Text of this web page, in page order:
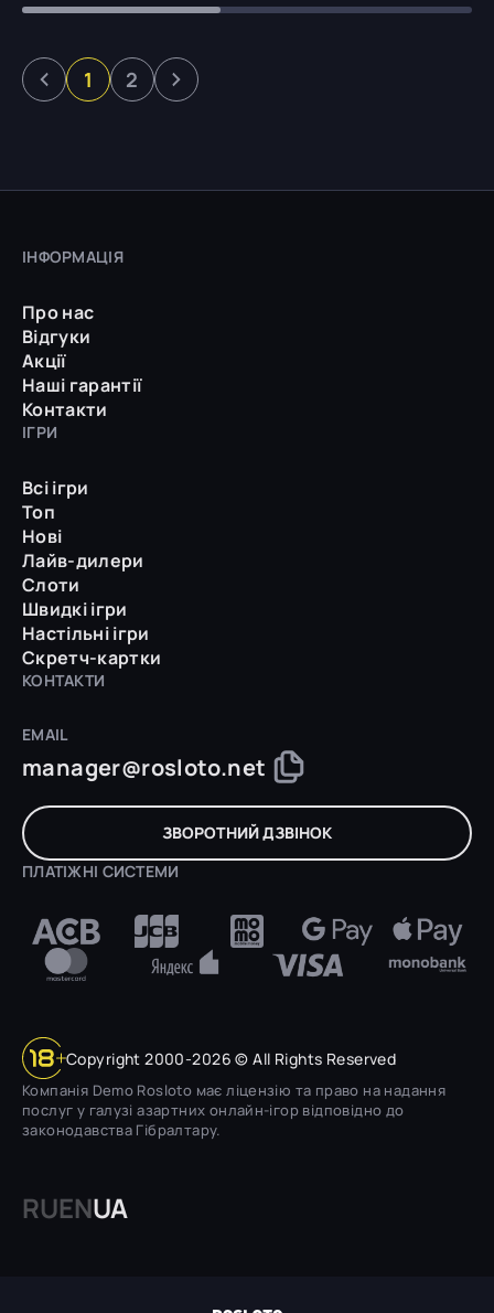
1 2
ІНФОРМАЦІЯ
Про нас
Відгуки
Акції
Наші гарантії
Контакти
ІГРИ
Всі ігри
Топ
Нові
Лайв-дилери
Слоти
Швидкі ігри
Настільні ігри
Скретч-картки
КОНТАКТИ
EMAIL
manager@rosloto.net
ЗВОРОТНИЙ ДЗВІНОК
ПЛАТІЖНІ СИСТЕМИ
Copyright 2000-2026 © All Rights Reserved
Компанія Demo Rosloto має ліцензію та право на надання
послуг у галузі азартних онлайн-ігор відповідно до
законодавства Гібралтару.
RUENUA